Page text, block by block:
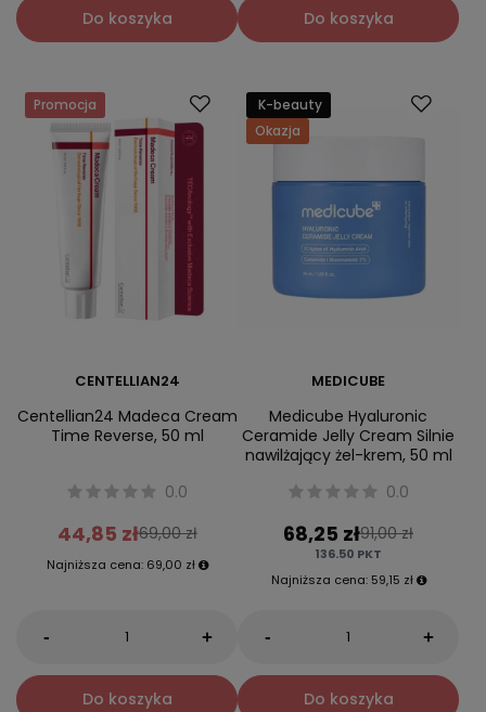
Do koszyka Do koszyka
Promocja
CENTELLIAN24
Centellian24 Madeca Cream
Time Reverse, 50 ml
0.0
44,85 zł69,00 zł
Najniższa cena: 69,00 zł
- +
Do koszyka
K-beauty
Okazja
MEDICUBE
Medicube Hyaluronic
Ceramide Jelly Cream Silnie
nawilżający żel-krem, 50 ml
0.0
68,25 zł91,00 zł
136.50 PKT
Najniższa cena: 59,15 zł
- +
Do koszyka